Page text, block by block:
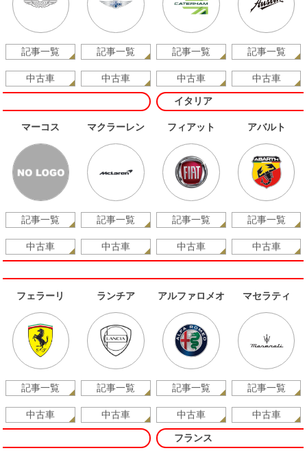
記事一覧
中古車
記事一覧
中古車
記事一覧
中古車
記事一覧
中古車
マーコス
記事一覧
中古車
マクラーレン
記事一覧
中古車
イタリア
フィアット
記事一覧
中古車
アバルト
記事一覧
中古車
フェラーリ
記事一覧
中古車
ランチア
記事一覧
中古車
アルファロメオ
記事一覧
中古車
マセラティ
記事一覧
中古車
フランス